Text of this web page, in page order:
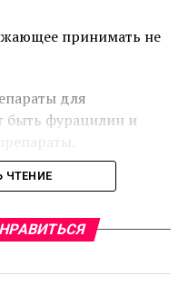
принимать не
для
быть фурацилин и
для
ЧТЕНИЕ